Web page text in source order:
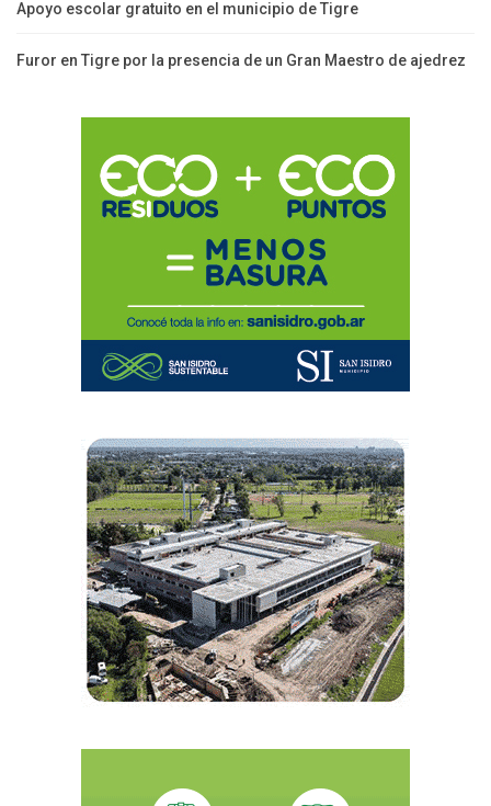
Apoyo escolar gratuito en el municipio de Tigre
Furor en Tigre por la presencia de un Gran Maestro de ajedrez